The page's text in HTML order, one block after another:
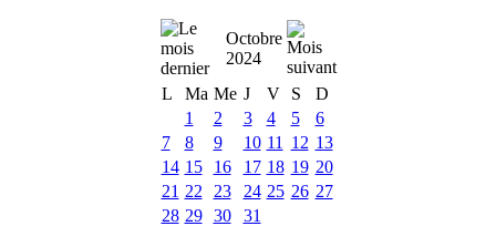
Octobre
2024
L
Ma Me J V S
D
1
2 3 4 5
6
7
8 9 10 11 12 13
14 15 16 17 18 19 20
21 22 23 24 25 26 27
28 29 30 31